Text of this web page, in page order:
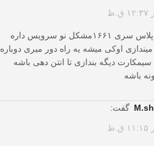
سلام ایفون هفت پلاس سری ۱۶۶۱مشکل نو سرویس داره
اوکی میشه یه راه دور میری دوباره
دیگه بندازی تا انتن دهی باشه
باشه
گفت: